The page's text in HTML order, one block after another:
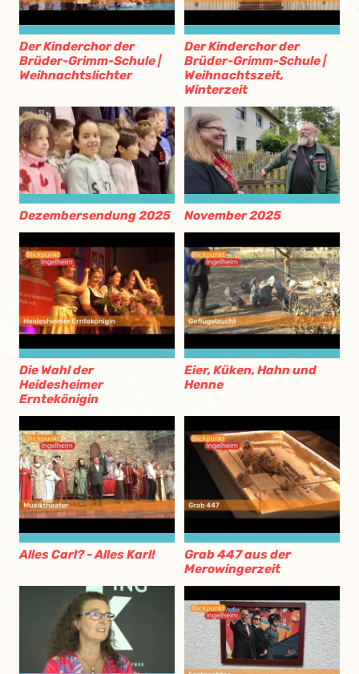
Der Kinderchor der
Brüder-Grimm-Schule |
Weihnachtslichter
Der Kinderchor der
Brüder-Grimm-Schule |
Weihnachtszeit,
Winterzeit
Dezembersendung 2025 November 2025
Die Wahl der
Heidesheimer
Erntekönigin
Eier, Küken, Hahn und
Henne
Alles Carl? - Alles Karl!
Grab 447 aus der
Merowingerzeit